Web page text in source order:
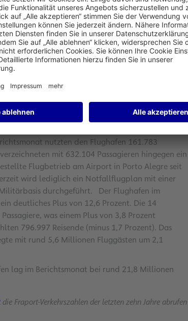
nachgefragt. Richtung Fernost erholte sich das
gegenüber Juli 2023. Erfreulich war auch die
einen neuen Bestwert, der mit 0,2 Prozentpunkte über
lag der aktuelle Monatswert noch etwa 12,7 Prozent
2023. Es lag bei 172.741 Tonnen.
40.515 Starts und Landungen nahezu auf
dem Vergleichsmonat um 0,6 Prozent
Das Aufkommen am Flughafen
nutzten den Flughafen 161.783
mit 632.104 Passagieren hingegen ein
Flugbetrieb am Airport in Porto Alegre seit
wird lediglich ein Notfallflugplan mit einer
durchgeführt. Der Flughafen im
deutliches Plus von 12,6 Prozent. Die 14
was einem Plus von 3,8 Prozent
796.997 Reisende (minus 1,7 Prozent). Das
mit rund 5,6 Millionen Fluggästen um 2,1
lag im Berichtsmonat bei rund 21,8 Millionen
die Fraport-Verkehrszahlen der letzten zehn Jahre abrufen